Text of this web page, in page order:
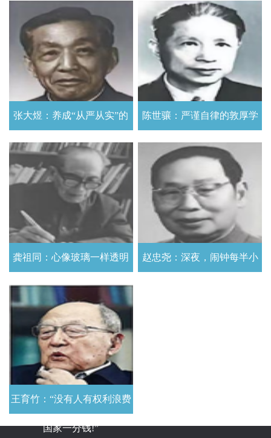
张大煜：养成“从严从实”的
科学态度
陈世骧：严谨自律的敦厚学
者
龚祖同：心像玻璃一样透明
始终坚持实事求是的工作风
赵忠尧：深夜，闹钟每半小
王育竹：“没有人有权利浪费
国家一分钱!”